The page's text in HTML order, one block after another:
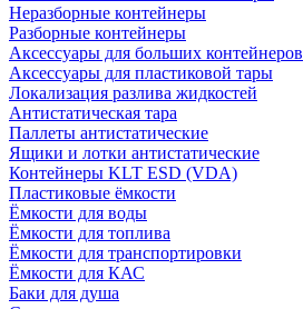
Неразборные контейнеры
Разборные контейнеры
Аксессуары для больших контейнеров
Аксессуары для пластиковой тары
Локализация разлива жидкостей
Антистатическая тара
Паллеты антистатические
Ящики и лотки антистатические
Контейнеры KLT ESD (VDA)
Пластиковые ёмкости
Ёмкости для воды
Ёмкости для топлива
Ёмкости для транспортировки
Ёмкости для КАС
Баки для душа